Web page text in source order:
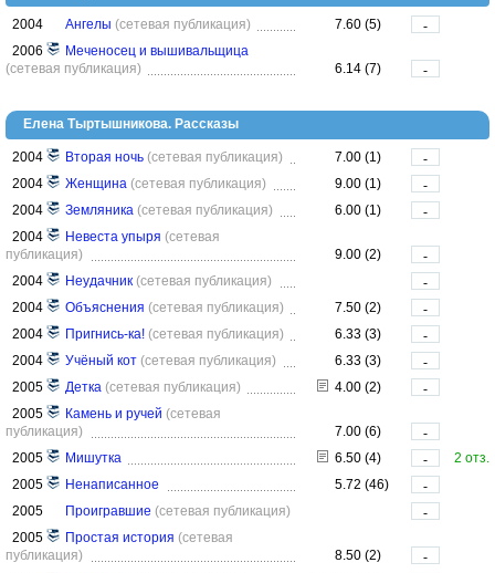
2004 Ангелы (сетевая публикация) 7.60 (5)
-
2006
Меченосец и вышивальщица
(сетевая публикация)
6.14 (7) -
Елена Тыртышникова. Рассказы
2004 Вторая ночь (сетевая публикация) 7.00 (1)
-
2004
Женщина (сетевая публикация) 9.00 (1)
-
2004
Земляника (сетевая публикация) 6.00 (1)
-
2004
Невеста упыря (сетевая
публикация)
9.00 (2)
-
2004
Неудачник (сетевая публикация)
-
2004
Объяснения (сетевая публикация) 7.50 (2)
-
2004
Пригнись-ка! (сетевая публикация) 6.33 (3)
-
2004
Учёный кот (сетевая публикация) 6.33 (3)
-
2005
Детка (сетевая публикация) 4.00 (2)
-
2005
Камень и ручей (сетевая
публикация)
7.00 (6)
-
2005
Мишутка 6.50 (4) -
2 отз.
2005
Ненаписанное 5.72 (46)
-
2005
Проигравшие (сетевая публикация)
-
2005
Простая история (сетевая
публикация)
8.50 (2)
-